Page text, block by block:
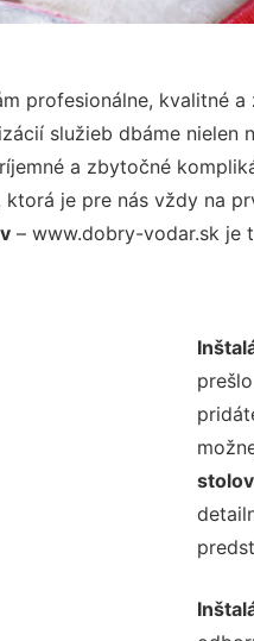
profesionálne, kvalitné
služieb dbáme
a zbytočné
je pre nás vždy na
– www.dobry-vodar.sk je